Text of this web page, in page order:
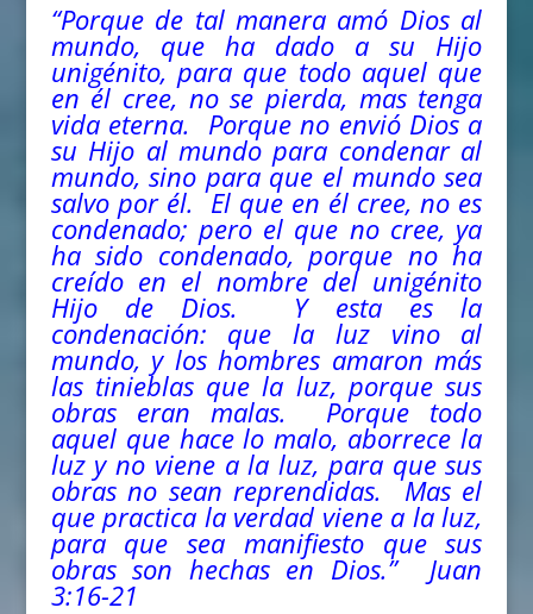
“Porque de tal manera amó Dios al
mundo, que ha dado a su Hijo
unigénito, para que todo aquel que
en él cree, no se pierda, mas tenga
vida eterna. Porque no envió Dios a
su Hijo al mundo para condenar al
mundo, sino para que el mundo sea
salvo por él. El que en él cree, no es
condenado; pero el que no cree, ya
ha sido condenado, porque no ha
creído en el nombre delunigénito
Hijo de Dios. Y esta es la
condenación: que la luz vino al
mundo, y los hombres amaron más
las tinieblas que la luz, porque sus
obras eran malas. Porque todo
aquel que hace lo malo, aborrece la
luz y no viene a la luz, para que sus
obras no sean reprendidas. Mas el
que practica la verdad viene a la luz,
para que sea manifiesto que sus
obras son hechas en Dios.” Juan
3:16-21